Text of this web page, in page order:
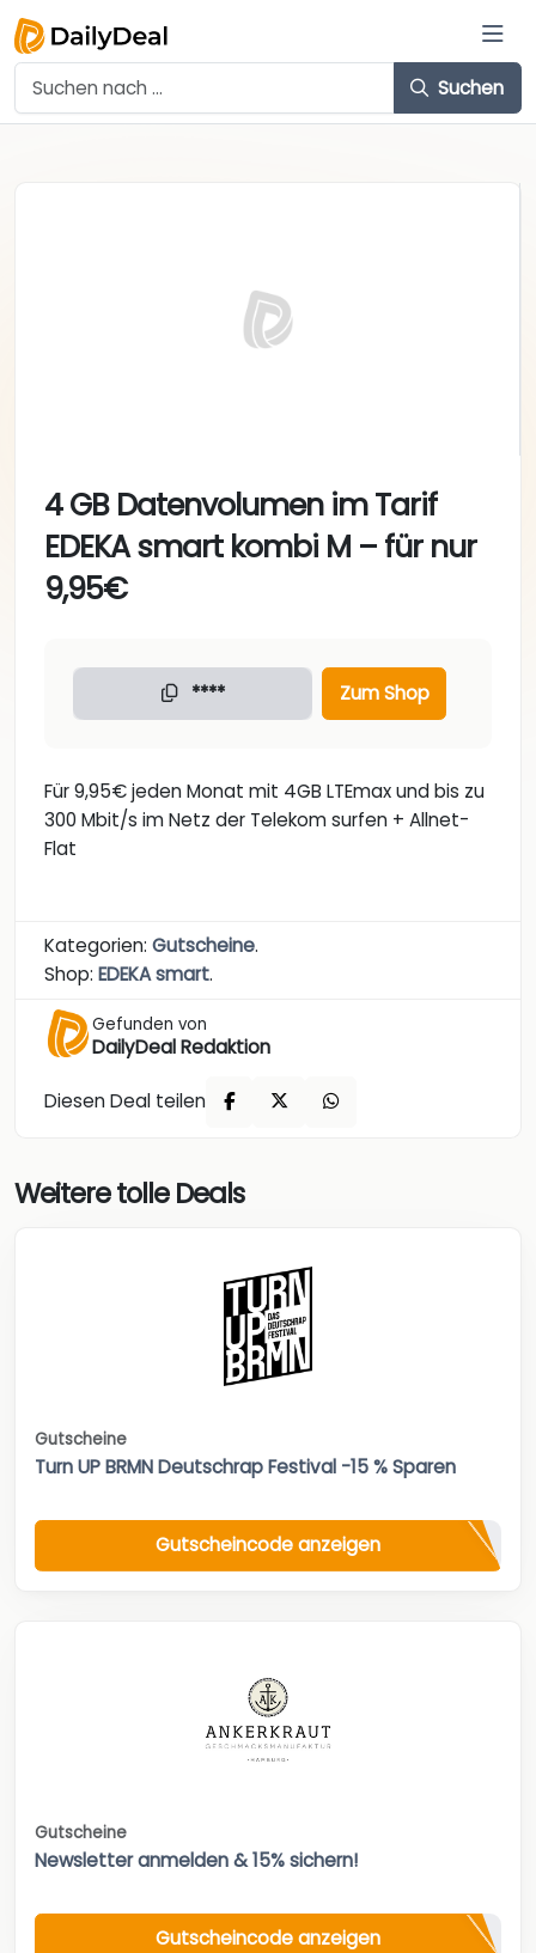
Suchen
4 GB Datenvolumen im Tarif
EDEKA smart kombi M – für nur
9,95€
**** Zum Shop
Für 9,95€ jeden Monat mit 4GB LTEmax und bis zu
300 Mbit/s im Netz der Telekom surfen + Allnet-
Flat
Kategorien: Gutscheine.
Shop: EDEKA smart.
Gefunden von
DailyDeal Redaktion
Diesen Deal teilen
Weitere tolle Deals
Gutscheine
Turn UP BRMN Deutschrap Festival -15 % Sparen
Gutscheincode anzeigen
Gutscheine
Newsletter anmelden & 15% sichern!
Gutscheincode anzeigen